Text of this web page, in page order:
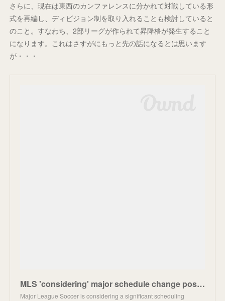
さらに、現在は東西のカンファレンスに分かれて対戦している形
式を再編し、ディビジョン制を取り入れることも検討していると
のこと。すなわち、2部リーグが作られて昇降格が発生すること
になります。これはさすがにもっと先の話になるとは思います
が・・・
MLS 'considering' major schedule change post 2026 World Cup
Major League Soccer is considering a significant scheduling